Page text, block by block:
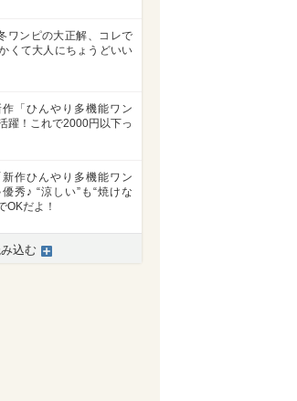
ワンピの大正解、コレで
くて大人にちょうどいい
「ひんやり多機能ワン
躍！これで2000円以下っ
作ひんやり多機能ワン
秀♪ “涼しい”も“焼けな
OKだよ！
込む